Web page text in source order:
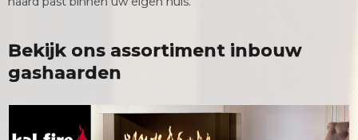
Bekijk ons assortiment inbouw
gashaarden